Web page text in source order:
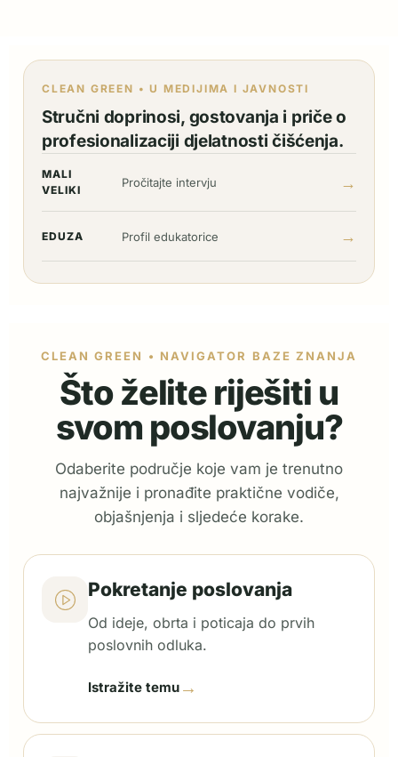
CLEAN GREEN • U MEDIJIMA I JAVNOSTI
Stručni doprinosi, gostovanja i priče o
profesionalizaciji djelatnosti čišćenja.
MALI
VELIKI
Pročitajte intervju →
EDUZA Profil edukatorice →
CLEAN GREEN • NAVIGATOR BAZE ZNANJA
Što želite riješiti u
svom poslovanju?
Odaberite područje koje vam je trenutno
najvažnije i pronađite praktične vodiče,
objašnjenja i sljedeće korake.
Pokretanje poslovanja
Od ideje, obrta i poticaja do prvih
poslovnih odluka.
Istražite temu →